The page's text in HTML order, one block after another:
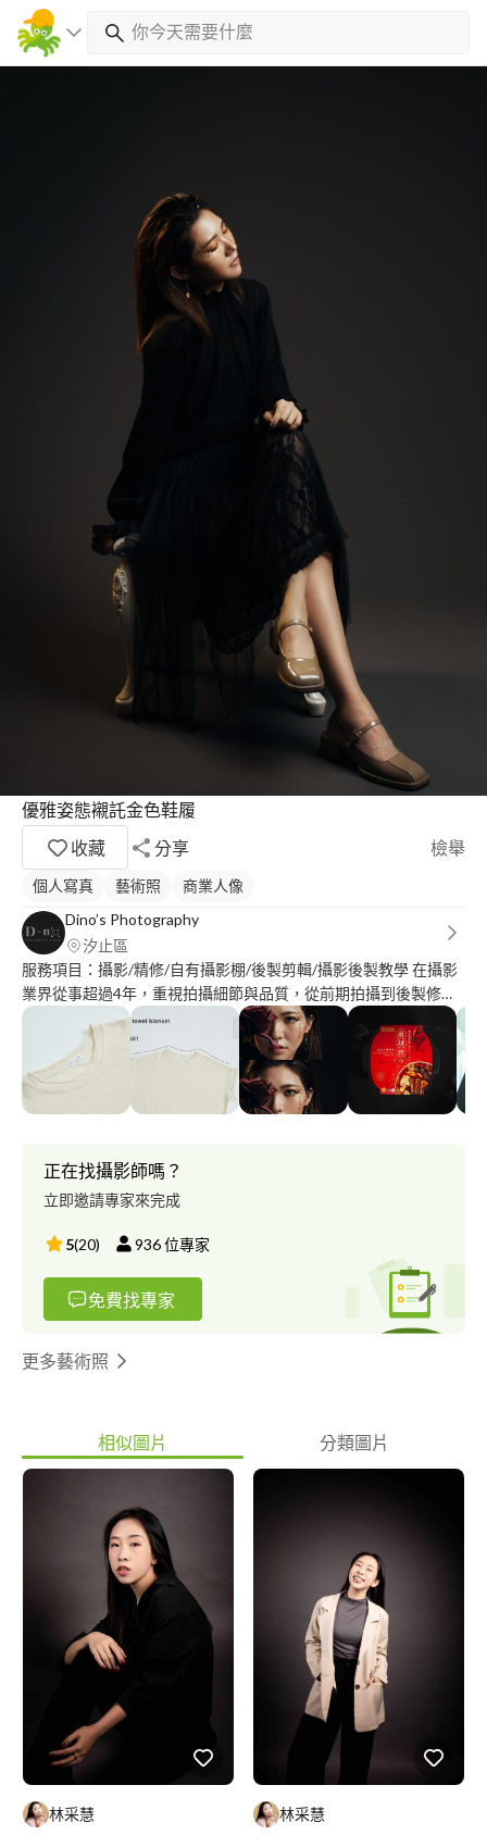
優雅姿態襯託金色鞋履
收藏
分享 檢舉
個人寫真 藝術照
商業人像
Dino’s Photography
汐止區
服務項目：攝影/精修/自有攝影棚/後製剪輯/攝影後製教學 在攝影
業界從事超過4年，重視拍攝細節與品質，從前期拍攝到後製修片
一手包辦。 目前剛剛成立個人的攝影工作室，希望能用我的專業
與熱忱，替您完成對於影像照片的需求?
正在找攝影師嗎？
立即邀請專家來完成
5(20) 936位專家
免費找專家
更多藝術照
相似圖片 分類圖片
林采慧 林采慧